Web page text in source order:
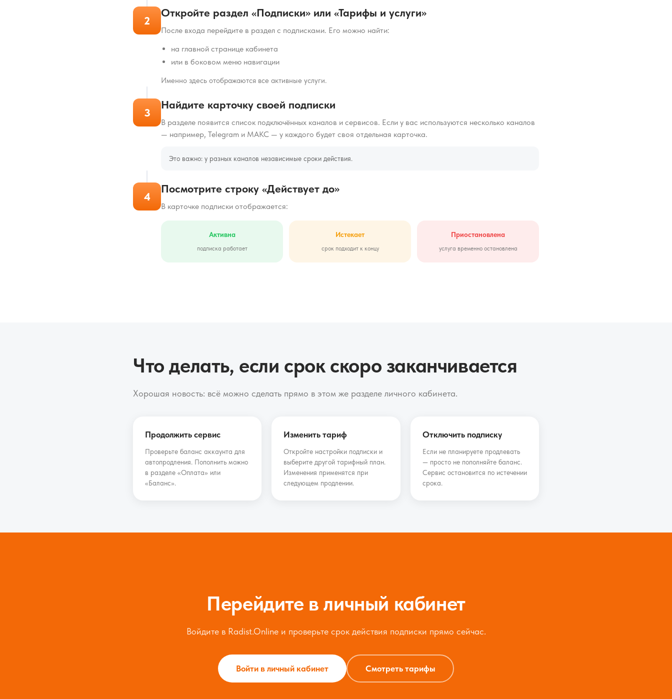
2
Откройте раздел «Подписки» или «Тарифы и услуги»
После входа перейдите в раздел с подписками. Его можно найти:
на главной странице кабинета
или в боковом меню навигации
Именно здесь отображаются все активные услуги.
3
Найдите карточку своей подписки
В разделе появится список подключённых каналов и сервисов. Если у вас используются несколько каналов
— например, Telegram и МАКС — у каждого будет своя отдельная карточка.
Это важно: у разных каналов независимые сроки действия.
4
Посмотрите строку «Действует до»
В карточке подписки отображается:
Активна
подписка работает
Истекает
срок подходит к концу
Приостановлена
услуга временно остановлена
Что делать, если срок скоро заканчивается
Хорошая новость: всё можно сделать прямо в этом же разделе личного кабинета.
Продолжить сервис
Проверьте баланс аккаунта для
автопродления. Пополнить можно
в разделе «Оплата» или
«Баланс».
Изменить тариф
Откройте настройки подписки и
выберите другой тарифный план.
Изменения применятся при
следующем продлении.
Отключить подписку
Если не планируете продлевать
— просто не пополняйте баланс.
Сервис остановится по истечении
срока.
Перейдите в личный кабинет
Войдите в Radist.Online и проверьте срок действия подписки прямо сейчас.
Войти в личный кабинет Смотреть тарифы